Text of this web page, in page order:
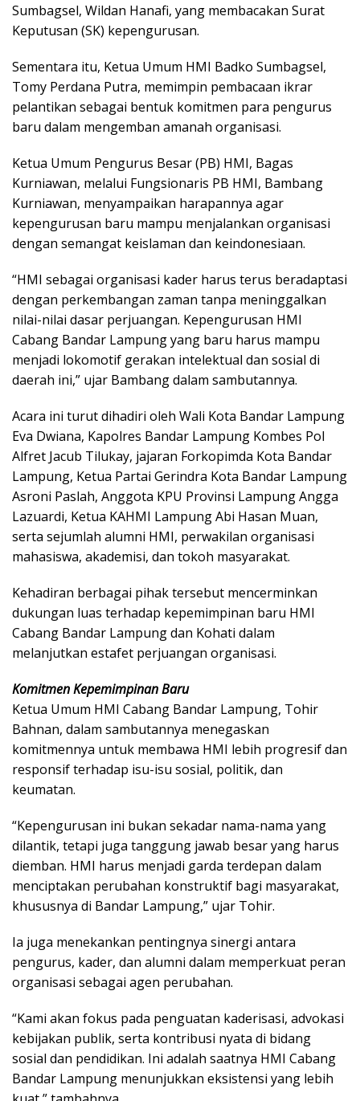
Sumbagsel, Wildan Hanafi, yang membacakan Surat
Keputusan (SK) kepengurusan.
Sementara itu, Ketua Umum HMI Badko Sumbagsel,
Tomy Perdana Putra, memimpin pembacaan ikrar
pelantikan sebagai bentuk komitmen para pengurus
baru dalam mengemban amanah organisasi.
Ketua Umum Pengurus Besar (PB) HMI, Bagas
Kurniawan, melalui Fungsionaris PB HMI, Bambang
Kurniawan, menyampaikan harapannya agar
kepengurusan baru mampu menjalankan organisasi
dengan semangat keislaman dan keindonesiaan.
“HMI sebagai organisasi kader harus terus beradaptasi
dengan perkembangan zaman tanpa meninggalkan
nilai-nilai dasar perjuangan. Kepengurusan HMI
Cabang Bandar Lampung yang baru harus mampu
menjadi lokomotif gerakan intelektual dan sosial di
daerah ini,” ujar Bambang dalam sambutannya.
Acara ini turut dihadiri oleh Wali Kota Bandar Lampung
Eva Dwiana, Kapolres Bandar Lampung Kombes Pol
Alfret Jacub Tilukay, jajaran Forkopimda Kota Bandar
Lampung, Ketua Partai Gerindra Kota Bandar Lampung
Asroni Paslah, Anggota KPU Provinsi Lampung Angga
Lazuardi, Ketua KAHMI Lampung Abi Hasan Muan,
serta sejumlah alumni HMI, perwakilan organisasi
mahasiswa, akademisi, dan tokoh masyarakat.
Kehadiran berbagai pihak tersebut mencerminkan
dukungan luas terhadap kepemimpinan baru HMI
Cabang Bandar Lampung dan Kohati dalam
melanjutkan estafet perjuangan organisasi.
Komitmen Kepemimpinan Baru
Ketua Umum HMI Cabang Bandar Lampung, Tohir
Bahnan, dalam sambutannya menegaskan
komitmennya untuk membawa HMI lebih progresif dan
responsif terhadap isu-isu sosial, politik, dan
keumatan.
“Kepengurusan ini bukan sekadar nama-nama yang
dilantik, tetapi juga tanggung jawab besar yang harus
diemban. HMI harus menjadi garda terdepan dalam
menciptakan perubahan konstruktif bagi masyarakat,
khususnya di Bandar Lampung,” ujar Tohir.
Ia juga menekankan pentingnya sinergi antara
pengurus, kader, dan alumni dalam memperkuat peran
organisasi sebagai agen perubahan.
“Kami akan fokus pada penguatan kaderisasi, advokasi
kebijakan publik, serta kontribusi nyata di bidang
sosial dan pendidikan. Ini adalah saatnya HMI Cabang
Bandar Lampung menunjukkan eksistensi yang lebih